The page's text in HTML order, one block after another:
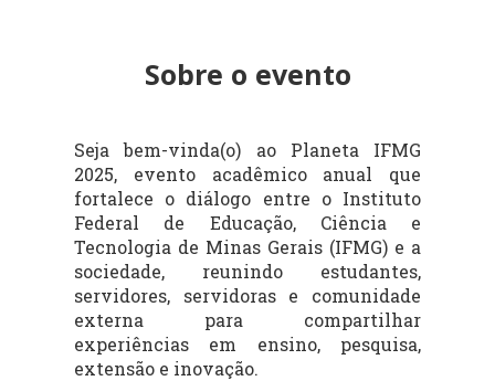
Sobre o evento
Seja bem-vinda(o) ao Planeta IFMG
2025, evento acadêmico anual que
fortalece o diálogo entre o Instituto
Federal de Educação, Ciência e
Tecnologia de Minas Gerais (IFMG) e a
sociedade, reunindo estudantes,
servidores, servidoras e comunidade
externa para compartilhar
experiências em ensino, pesquisa,
extensão e inovação.